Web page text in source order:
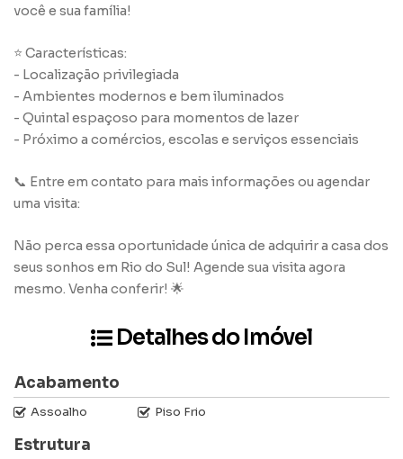
você e sua família!
⭐️ Características:
- Localização privilegiada
- Ambientes modernos e bem iluminados
- Quintal espaçoso para momentos de lazer
- Próximo a comércios, escolas e serviços essenciais
📞 Entre em contato para mais informações ou agendar
uma visita:
Não perca essa oportunidade única de adquirir a casa dos
seus sonhos em Rio do Sul! Agende sua visita agora
mesmo. Venha conferir! 🌟
Detalhes do Imóvel
Acabamento
Assoalho Piso Frio
Estrutura